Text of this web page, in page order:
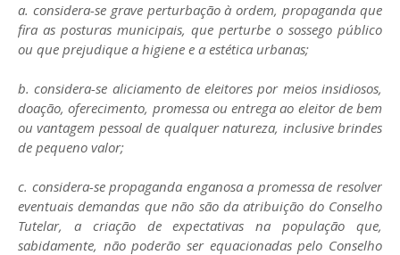
a. considera-se grave perturbação à ordem, propaganda que
fira as posturas municipais, que perturbe o sossego público
ou que prejudique a higiene e a estética urbanas;
b. considera-se aliciamento de eleitores por meios insidiosos,
doação, oferecimento, promessa ou entrega ao eleitor de bem
ou vantagem pessoal de qualquer natureza, inclusive brindes
de pequeno valor;
c. considera-se propaganda enganosa a promessa de resolver
eventuais demandas que não são da atribuição do Conselho
Tutelar, a criação de expectativas na população que,
sabidamente, não poderão ser equacionadas pelo Conselho